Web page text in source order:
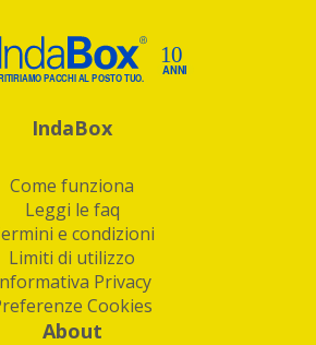
IndaBox
Come funziona
Leggi le faq
e condizioni
Limiti di utilizzo
Privacy
Cookies
About